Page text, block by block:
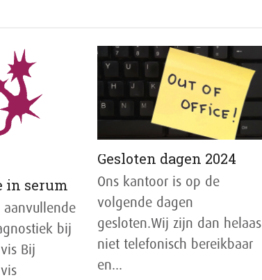
in serum
bij
Bij
Gesloten dagen 2024
Ons kantoor is op de
volgende dagen
gesloten.Wij zijn dan helaas
niet telefonisch bereikbaar
en…